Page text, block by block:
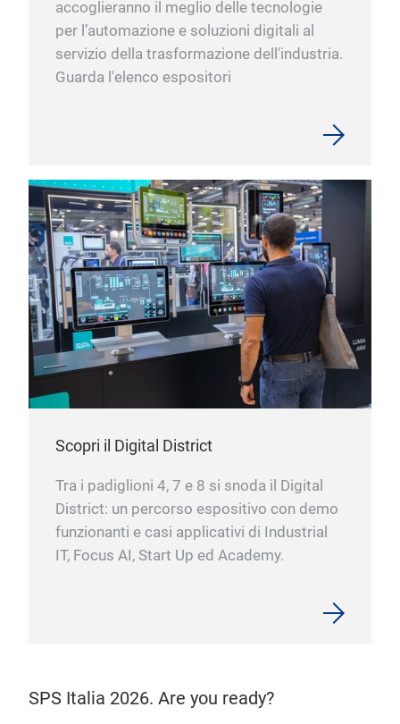
accoglieranno il meglio delle tecnologie
per l’automazione e soluzioni digitali al
servizio della trasformazione dell'industria.
Guarda l'elenco espositori
Scopri il Digital District
Tra i padiglioni 4, 7 e 8 si snoda il Digital
District: un percorso espositivo con demo
funzionanti e casi applicativi di Industrial
IT, Focus AI, Start Up ed Academy.
SPS Italia 2026. Are you ready?